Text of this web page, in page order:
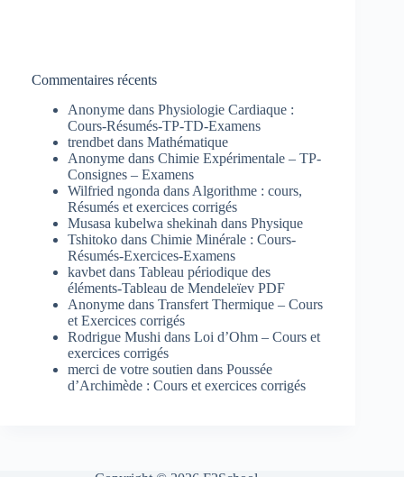
Commentaires récents
Anonyme dans Physiologie Cardiaque :
Cours-Résumés-TP-TD-Examens
trendbet dans Mathématique
Anonyme dans Chimie Expérimentale – TP-
Consignes – Examens
Wilfried ngonda dans Algorithme : cours,
Résumés et exercices corrigés
Musasa kubelwa shekinah dans Physique
Tshitoko dans Chimie Minérale : Cours-
Résumés-Exercices-Examens
kavbet dans Tableau périodique des
éléments-Tableau de Mendeleïev PDF
Anonyme dans Transfert Thermique – Cours
et Exercices corrigés
Rodrigue Mushi dans Loi d’Ohm – Cours et
exercices corrigés
merci de votre soutien dans Poussée
d’Archimède : Cours et exercices corrigés